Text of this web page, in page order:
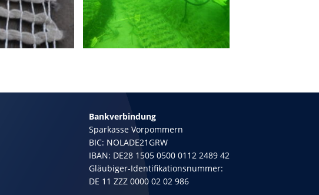
Bankverbindung
Sparkasse Vorpommern
BIC: NOLADE21GRW
IBAN: DE28 1505 0500 0112 2489 42
Gläubiger-Identifikationsnummer:
DE 11 ZZZ 0000 02 02 986